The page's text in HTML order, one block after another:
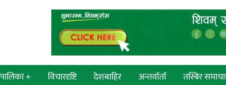
+
विचारदृष्टि देशबाहिर अन्तर्वार्ता तस्बिर